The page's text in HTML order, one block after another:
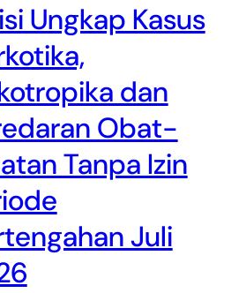
Ungkap Kasus
dan
Obat-
Tanpa Izin
Juli